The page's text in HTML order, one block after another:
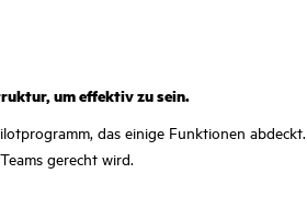
um effektiv zu sein.
das einige Funktionen abdeckt.
gerecht wird.